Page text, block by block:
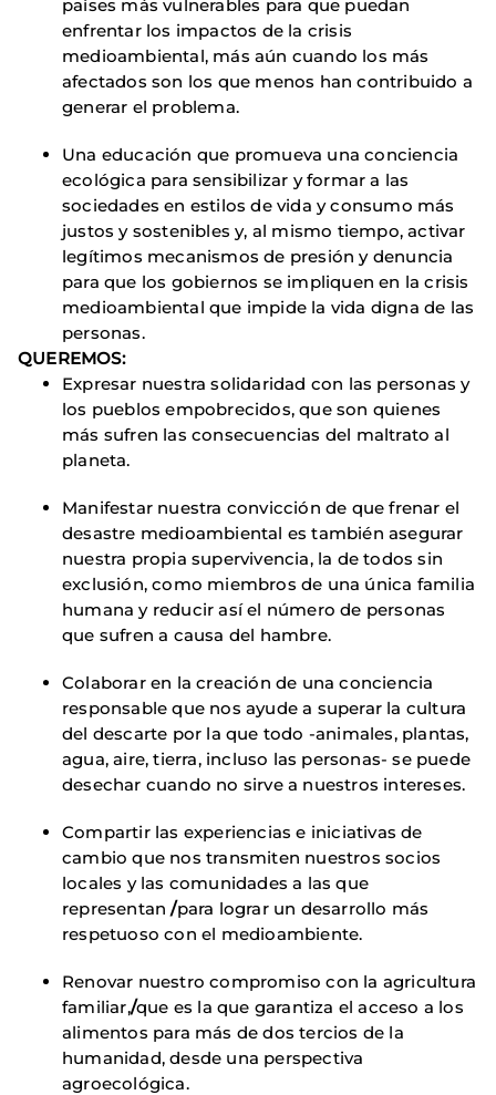
países más vulnerables para que puedan
enfrentar los impactos de la crisis
medioambiental, más aún cuando los más
afectados son los que menos han contribuido a
generar el problema.
Una educación que promueva una conciencia
ecológica para sensibilizar y formar a las
sociedades en estilos de vida y consumo más
justos y sostenibles y, al mismo tiempo, activar
legítimos mecanismos de presión y denuncia
para que los gobiernos se impliquen en la crisis
medioambiental que impide la vida digna de las
personas.
QUEREMOS:
Expresar nuestra solidaridad con las personas y
los pueblos empobrecidos, que son quienes
más sufren las consecuencias del maltrato al
planeta.
Manifestar nuestra convicción de que frenar el
desastre medioambiental es también asegurar
nuestra propia supervivencia, la de todos sin
exclusión, como miembros de una única familia
humana y reducir así el número de personas
que sufren a causa del hambre.
Colaborar en la creación de una conciencia
responsable que nos ayude a superar la cultura
del descarte por la que todo -animales, plantas,
agua, aire, tierra, incluso las personas- se puede
desechar cuando no sirve a nuestros intereses.
Compartir las experiencias e iniciativas de
cambio que nos transmiten nuestros socios
locales y las comunidades a las que
representan/para lograr un desarrollo más
respetuoso con el medioambiente.
Renovar nuestro compromiso con la agricultura
familiar,/que es la que garantiza el acceso a los
alimentos para más de dos tercios de la
humanidad, desde una perspectiva
agroecológica.